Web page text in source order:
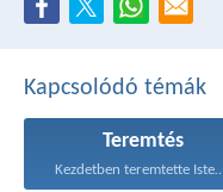
Kapcsolódó témák
Teremtés
Kezdetben